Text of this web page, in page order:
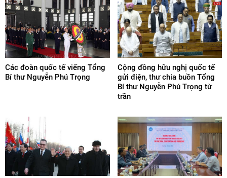
Các đoàn quốc tế viếng Tổng
Bí thư Nguyễn Phú Trọng
Cộng đồng hữu nghị quốc tế
gửi điện, thư chia buồn Tổng
Bí thư Nguyễn Phú Trọng từ
trần